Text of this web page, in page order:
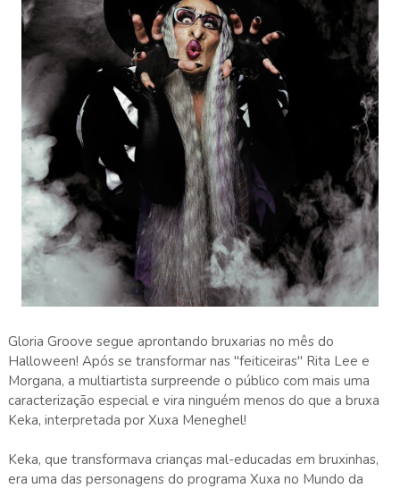
Gloria Groove segue aprontando bruxarias no mês do
Halloween! Após se transformar nas "feiticeiras" Rita Lee e
Morgana, a multiartista surpreende o público com mais uma
caracterização especial e vira ninguém menos do que a bruxa
Keka, interpretada por Xuxa Meneghel!
Keka, que transformava crianças mal-educadas em bruxinhas,
era uma das personagens do programa Xuxa no Mundo da